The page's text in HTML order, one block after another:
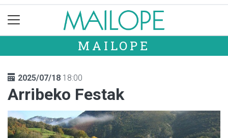
MAILOPE
2025/07/18 18:00
Arribeko Festak